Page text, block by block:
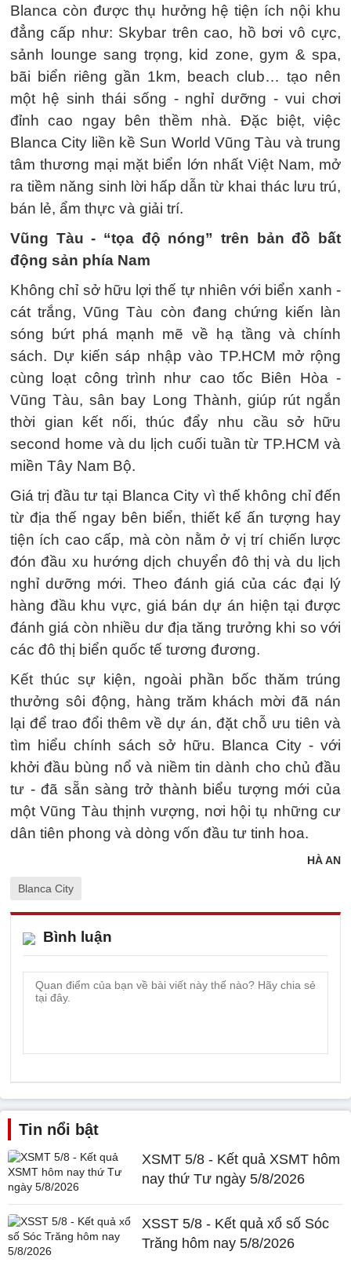
Blanca còn được thụ hưởng hệ tiện ích nội khu
đẳng cấp như: Skybar trên cao, hồ bơi vô cực,
sảnh lounge sang trọng, kid zone, gym & spa,
bãi biển riêng gần 1km, beach club… tạo nên
một hệ sinh thái sống - nghỉ dưỡng - vui chơi
đỉnh cao ngay bên thềm nhà. Đặc biệt, việc
Blanca City liền kề Sun World Vũng Tàu và trung
tâm thương mại mặt biển lớn nhất Việt Nam, mở
ra tiềm năng sinh lời hấp dẫn từ khai thác lưu trú,
bán lẻ, ẩm thực và giải trí.
Vũng Tàu - “tọa độ nóng” trên bản đồ bất
động sản phía Nam
Không chỉ sở hữu lợi thế tự nhiên với biển xanh -
cát trắng, Vũng Tàu còn đang chứng kiến làn
sóng bứt phá mạnh mẽ về hạ tầng và chính
sách. Dự kiến sáp nhập vào TP.HCM mở rộng
cùng loạt công trình như cao tốc Biên Hòa -
Vũng Tàu, sân bay Long Thành, giúp rút ngắn
thời gian kết nối, thúc đẩy nhu cầu sở hữu
second home và du lịch cuối tuần từ TP.HCM và
miền Tây Nam Bộ.
Giá trị đầu tư tại Blanca City vì thế không chỉ đến
từ địa thế ngay bên biển, thiết kế ấn tượng hay
tiện ích cao cấp, mà còn nằm ở vị trí chiến lược
đón đầu xu hướng dịch chuyển đô thị và du lịch
nghỉ dưỡng mới. Theo đánh giá của các đại lý
hàng đầu khu vực, giá bán dự án hiện tại được
đánh giá còn nhiều dư địa tăng trưởng khi so với
các đô thị biển quốc tế tương đương.
Kết thúc sự kiện, ngoài phần bốc thăm trúng
thưởng sôi động, hàng trăm khách mời đã nán
lại để trao đổi thêm về dự án, đặt chỗ ưu tiên và
tìm hiểu chính sách sở hữu. Blanca City - với
khởi đầu bùng nổ và niềm tin dành cho chủ đầu
tư - đã sẵn sàng trở thành biểu tượng mới của
một Vũng Tàu thịnh vượng, nơi hội tụ những cư
dân tiên phong và dòng vốn đầu tư tinh hoa.
HÀ AN
Blanca City
Bình luận
Tin nổi bật
XSMT 5/8 - Kết quả XSMT hôm
nay thứ Tư ngày 5/8/2026
XSST 5/8 - Kết quả xổ số Sóc
Trăng hôm nay 5/8/2026